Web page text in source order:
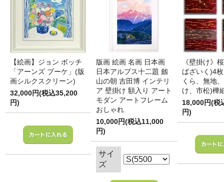
【絵画】ジョン ボッチ
「アーンズ ブーケ」(版
画シルクスクリーン)
32,000円(税込35,200
円)
版画 絵画 名画 日本画
日本アルプス十二題 劔
山の朝 吉田博 インテリ
ア 壁掛け 額入り アート
モダン アートフレーム
おしゃれ
10,000円(税込11,000
円)
サイ
ズ
《壁掛け》
ばざいく)4
くら、無地
け、市松)樺
18,000円(税
円)